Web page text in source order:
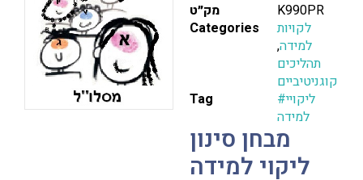
מק״ט
K990PR
Categories
לקויות
למידה,
תהליכים
קוגניטיביים
Tag
#ליקויי
למידה
מבחן סינון
ליקוי למידה